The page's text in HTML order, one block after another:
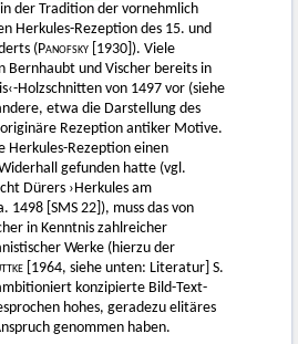
der Tradition der vornehmlich
Herkules-Rezeption des 15. und
(Panofsky [1930]). Viele
Bernhaubt und Vischer bereits in
Holzschnitten von 1497 vor (siehe
etwa die Darstellung des
Rezeption antiker Motive.
Herkules-Rezeption einen
gefunden hatte (vgl.
Dürers ›Herkules am
1498 [SMS 22]), muss das von
in Kenntnis zahlreicher
Werke (hierzu der
[1964, siehe unten: Literatur] S.
konzipierte Bild-Text-
hohes, geradezu elitäres
genommen haben.